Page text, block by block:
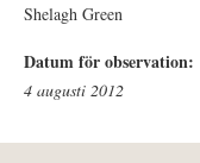
Shelagh Green
Datum för observation:
4 augusti 2012